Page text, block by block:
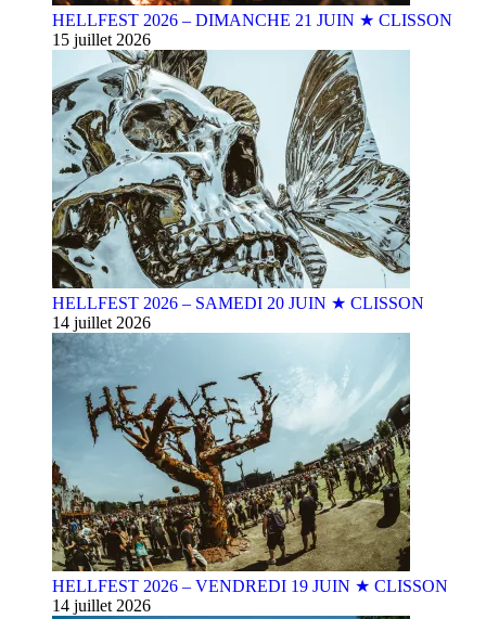
HELLFEST 2026 – DIMANCHE 21 JUIN ★ CLISSON
15 juillet 2026
HELLFEST 2026 – SAMEDI 20 JUIN ★ CLISSON
14 juillet 2026
HELLFEST 2026 – VENDREDI 19 JUIN ★ CLISSON
14 juillet 2026